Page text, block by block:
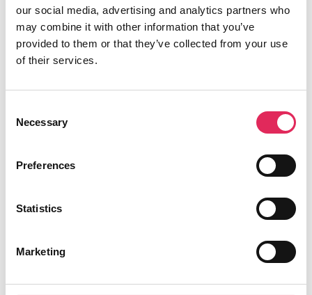
our social media, advertising and analytics partners who
may combine it with other information that you’ve
provided to them or that they’ve collected from your use
of their services.
Selection
Necessary
Preferences
Statistics
Marketing
publikumsstrategi i overensstemmelse med deres
mission.
Det gør vi, for at endnu flere borgere får mulighed for
kulturinstitutionerne får kvalificeret viden og
publikumsudvikling.
Farvergade 27, opgang D, 3. sal 1463